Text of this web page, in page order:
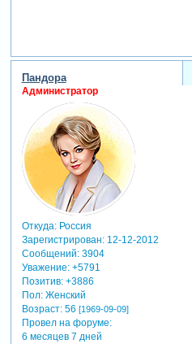
Пандора
Администратор
Откуда:Россия
Зарегистрирован: 12-12-2012
Сообщений:3904
Уважение: +5791
Позитив: +3886
Пол:Женский
Возраст:56 [1969-09-09]
Провел на форуме:
6 месяцев 7 дней